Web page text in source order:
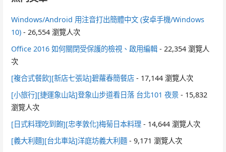
Windows/Android 用注音打出簡體中文 (安卓手機/Windows
10) - 26,554 瀏覽人次
Office 2016 如何關閉受保護的檢視、啟用編輯 - 22,354 瀏覽人
次
[複合式餐飲][新店七張站]碧蘿春簡餐店 - 17,144 瀏覽人次
[小旅行][捷運象山站]登象山步道看日落 台北101 夜景 - 15,832
瀏覽人次
[日式料理吃到飽][忠孝敦化]梅菊日本料理 - 14,644 瀏覽人次
[義大利麵][台北車站]洋庭坊義大利麵 - 9,171 瀏覽人次